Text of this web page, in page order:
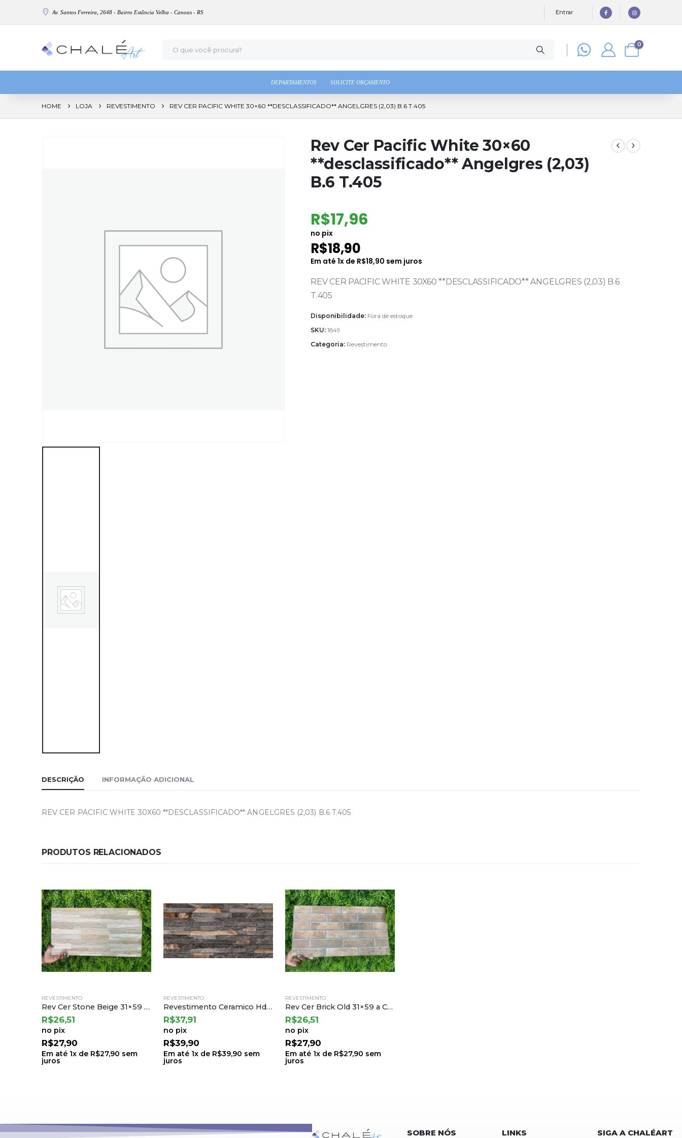
Av. Santos Ferreira, 2648 - Bairro Estância Velha - Canoas - RS Entrar
0
DEPARTAMENTOS SOLICITE ORÇAMENTO
HOME LOJA REVESTIMENTO REV CER PACIFIC WHITE 30×60 **DESCLASSIFICADO** ANGELGRES (2,03) B.6 T.405
Rev Cer Pacific White 30×60
**desclassificado** Angelgres (2,03)
B.6 T.405
R$17,96
no pix
R$18,90
Em até 1x de R$18,90 sem juros
REV CER PACIFIC WHITE 30X60 **DESCLASSIFICADO** ANGELGRES (2,03) B.6
T.405
Disponibilidade: Fora de estoque
SKU: 1849
Categoria: Revestimento
DESCRIÇÃO INFORMAÇÃO ADICIONAL
REV CER PACIFIC WHITE 30X60 **DESCLASSIFICADO** ANGELGRES (2,03) B.6 T.405
PRODUTOS RELACIONADOS
REVESTIMENTO
Rev Cer Stone Beige 31×59 a Cejatel (2,19) Ton.23 B.6 Lt.23
R$26,51
no pix
R$27,90
Em até 1x de R$27,90 sem
juros
REVESTIMENTO
Revestimento Ceramico Hdm 37310r Ret 35×70 a Incefra
R$37,91
no pix
R$39,90
Em até 1x de R$39,90 sem
juros
REVESTIMENTO
Rev Cer Brick Old 31×59 a Cejatel (2,19) Ton.33 B.8 Lt.33
R$26,51
no pix
R$27,90
Em até 1x de R$27,90 sem
juros
SOBRE NÓS LINKS SIGA A CHALÉART